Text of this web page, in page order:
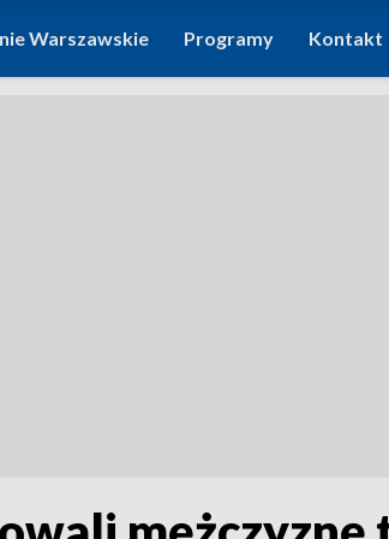
Warszawskie Programy Kontakt